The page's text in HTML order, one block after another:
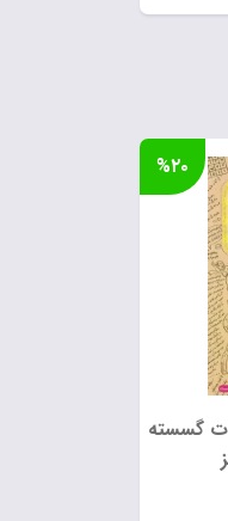
گسسته
%۲۰